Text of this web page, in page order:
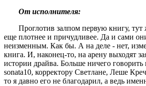
От исполнителя:
Проглотив залпом первую книгу,
еще плотнее и причудливее. Да и сами
неизменным. Как бы. А на деле - нет,
книга. И, наконец-то, на арену выходят
истории драйва. Больше ничего
sonata10, корректору Светлане, Леше
то я давно его не благодарил, а ведь